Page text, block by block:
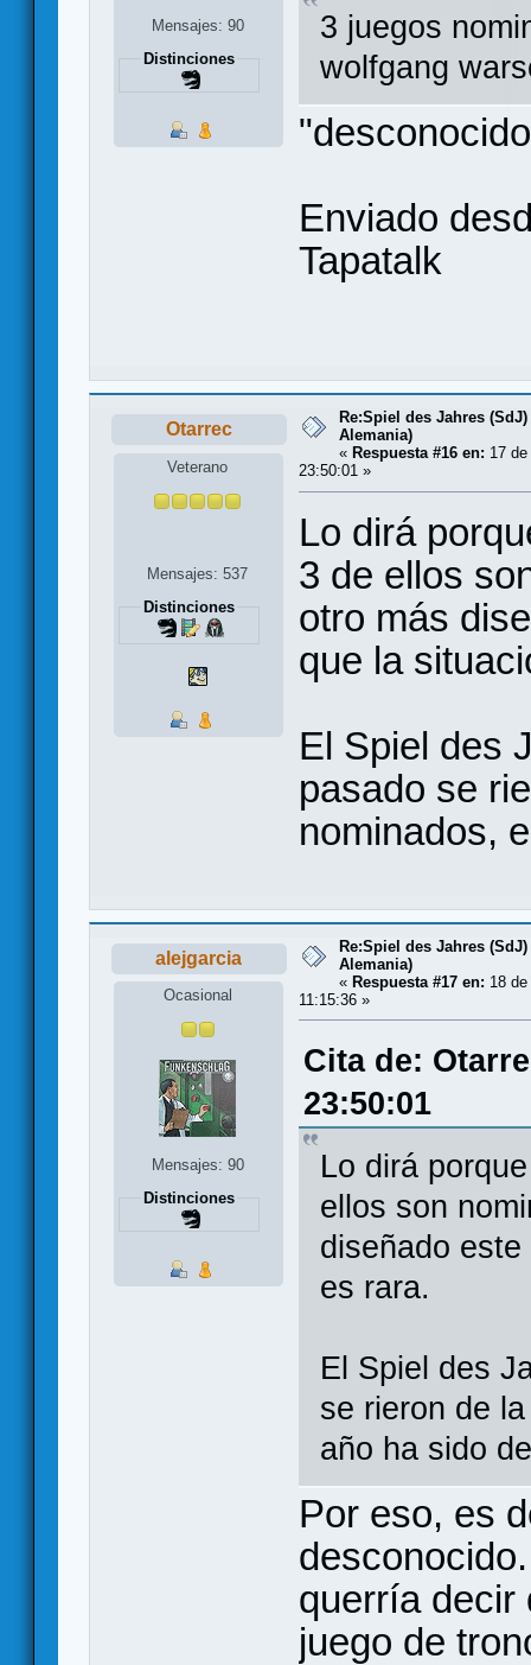
Mensajes: 90
Distinciones
3 juegos
wolfgang
Enviado
Tapatalk
Otarrec
Veterano
Mensajes: 537
Distinciones
Re:Spiel des Jahres
Alemania)
« Respuesta #16 en: 17
23:50:01 »
Lo dirá
3 de ellos
otro más
que la
El Spiel des
pasado se
nominados,
alejgarcia
Ocasional
Mensajes: 90
Distinciones
Re:Spiel des Jahres
Alemania)
« Respuesta #17 en: 18
11:15:36 »
Cita de:
23:50:01
Lo dirá
ellos son
diseñado
es rara.
El Spiel des
se rieron de
año ha sido
Por eso, es
querría decir
juego de